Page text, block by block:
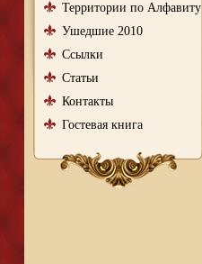
Территории по Алфавиту
Ушедшие 2010
Ссылки
Статьи
Контакты
Гостевая книга